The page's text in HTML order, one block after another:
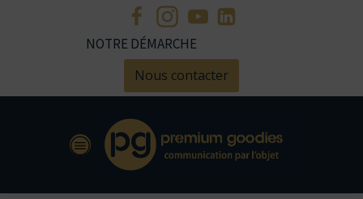
NOTRE DÉMARCHE
Nous contacter